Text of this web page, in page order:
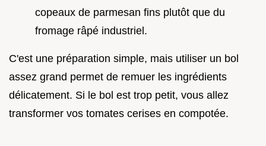
copeaux de parmesan fins plutôt que du
fromage râpé industriel.
C'est une préparation simple, mais utiliser un bol
assez grand permet de remuer les ingrédients
délicatement. Si le bol est trop petit, vous allez
transformer vos tomates cerises en compotée.